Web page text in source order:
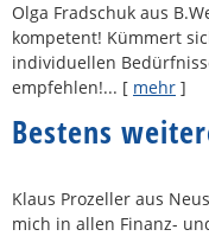
Olga Fradschuk aus
kompetent! Kümmert
individuellen
empfehlen!... [ mehr ]
Bestens
Klaus Prozeller aus
mich in allen Finanz-